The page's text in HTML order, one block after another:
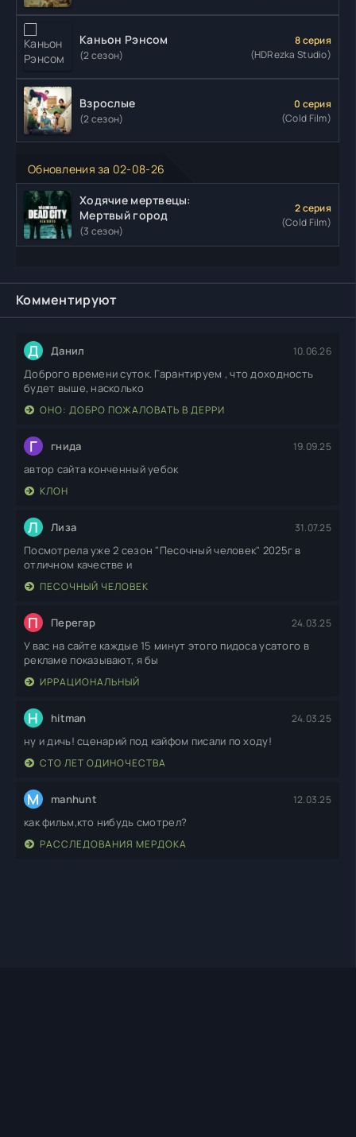
Каньон Рэнсом
(2 сезон)
8 серия
(HDRezka Studio)
Взрослые
(2 сезон)
0 серия
(Cold Film)
Обновления за 02-08-26
Ходячие мертвецы:
Мертвый город
(3 сезон)
2 серия
(Cold Film)
Комментируют
Д Данил 10.06.26
Доброго времени суток. Гарантируем , что доходность
будет выше, насколько
ОНО: ДОБРО ПОЖАЛОВАТЬ В ДЕРРИ
Г гнида 19.09.25
автор сайта конченный уебок
КЛОН
Л Лиза 31.07.25
Посмотрела уже 2 сезон "Песочный человек" 2025г в
отличном качестве и
ПЕСОЧНЫЙ ЧЕЛОВЕК
П Перегар 24.03.25
У вас на сайте каждые 15 минут этого пидоса усатого в
рекламе показывают, я бы
ИРРАЦИОНАЛЬНЫЙ
H hitman 24.03.25
ну и дичь! сценарий под кайфом писали по ходу!
СТО ЛЕТ ОДИНОЧЕСТВА
M manhunt 12.03.25
как фильм,кто нибудь смотрел?
РАССЛЕДОВАНИЯ МЕРДОКА